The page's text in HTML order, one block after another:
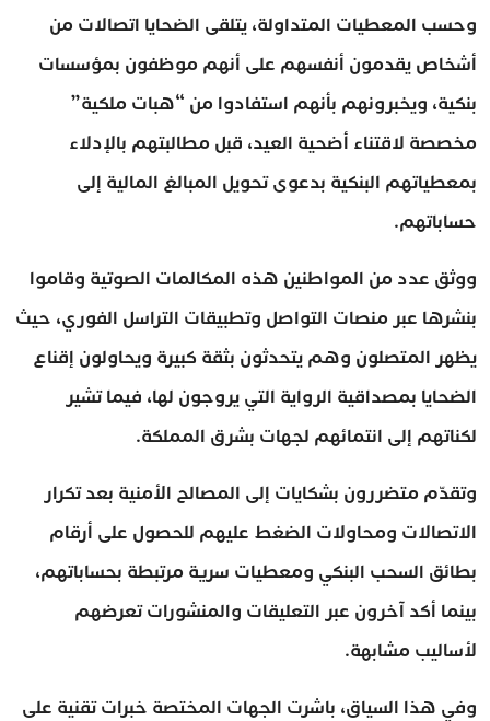
وحسب المعطيات المتداولة، يتلقى الضحايا اتصالات من
أشخاص يقدمون أنفسهم على أنهم موظفون بمؤسسات
بنكية، ويخبرونهم بأنهم استفادوا من “هبات ملكية”
مخصصة لاقتناء أضحية العيد، قبل مطالبتهم بالإدلاء
بمعطياتهم البنكية بدعوى تحويل المبالغ المالية إلى
حساباتهم.
ووثق عدد من المواطنين هذه المكالمات الصوتية وقاموا
بنشرها عبر منصات التواصل وتطبيقات التراسل الفوري، حيث
يظهر المتصلون وهم يتحدثون بثقة كبيرة ويحاولون إقناع
الضحايا بمصداقية الرواية التي يروجون لها، فيما تشير
لكناتهم إلى انتمائهم لجهات بشرق المملكة.
وتقدّم متضررون بشكايات إلى المصالح الأمنية بعد تكرار
الاتصالات ومحاولات الضغط عليهم للحصول على أرقام
بطائق السحب البنكي ومعطيات سرية مرتبطة بحساباتهم،
بينما أكد آخرون عبر التعليقات والمنشورات تعرضهم
لأساليب مشابهة.
وفي هذا السياق، باشرت الجهات المختصة خبرات تقنية على